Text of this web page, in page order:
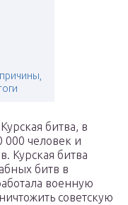
битва, в
000 человек и
Курская битва
битв в
военную
советскую